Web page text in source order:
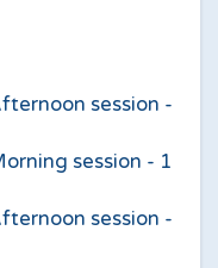
mind
upheaval
session -
session - 1
session -